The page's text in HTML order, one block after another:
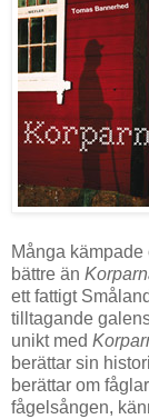
Många
bättre än
ett fattigt
tilltagande
unikt med
berättar sin
berättar om
fågelsången,